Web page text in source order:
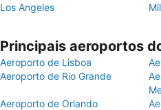
Los Angeles
Principais aeroportos
Aeroporto de Lisboa
Aeroporto de Rio Grande
Aeroporto de Orlando